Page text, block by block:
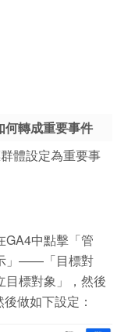
轉成重要事件
體設定為重要事
GA4中點擊「管
」——「目標對
標對象」，然後
做如下設定：